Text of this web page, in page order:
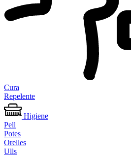
Cura
Repelente
Higiene
Pell
Potes
Orelles
Ulls